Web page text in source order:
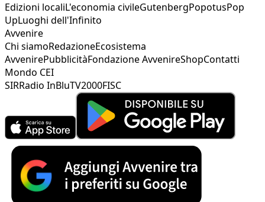
Edizioni localiL'economia civileGutenbergPopotusPop
UpLuoghi dell'Infinito
Avvenire
Chi siamoRedazioneEcosistema
AvvenirePubblicitàFondazione AvvenireShopContatti
Mondo CEI
SIRRadio InBluTV2000FISC